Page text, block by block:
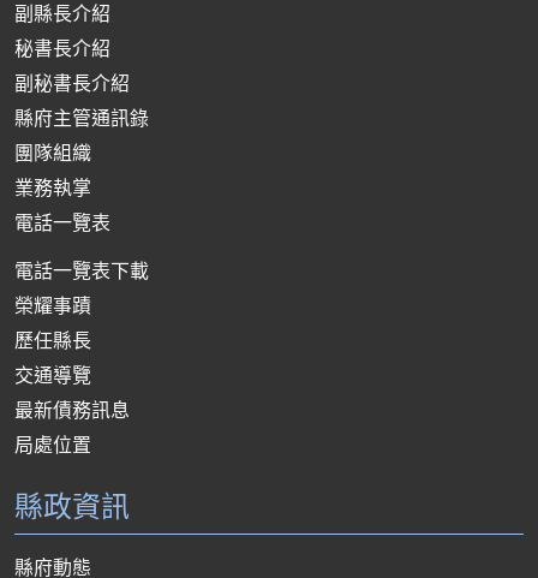
副縣長介紹
秘書長介紹
副秘書長介紹
縣府主管通訊錄
團隊組織
業務執掌
電話一覽表
電話一覽表下載
榮耀事蹟
歷任縣長
交通導覽
最新債務訊息
局處位置
縣政資訊
縣府動態